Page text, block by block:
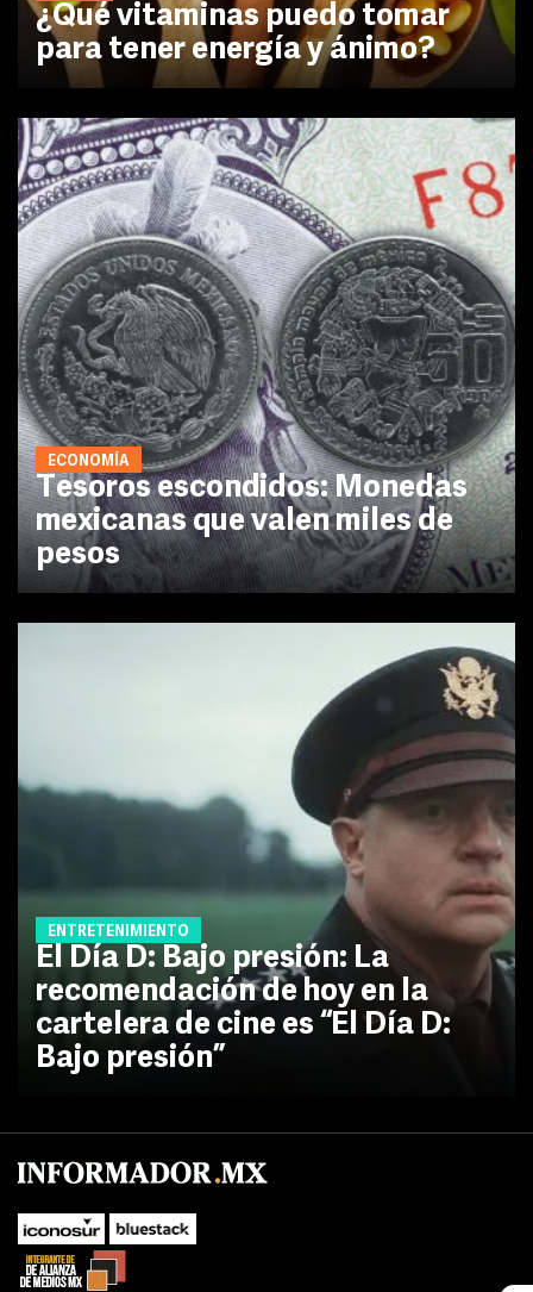
¿Qué vitaminas puedo tomar
para tener energía y ánimo?
ECONOMÍA
Tesoros escondidos: Monedas
mexicanas que valen miles de
pesos
ENTRETENIMIENTO
El Día D: Bajo presión: La
recomendación de hoy en la
cartelera de cine es “El Día D:
Bajo presión”